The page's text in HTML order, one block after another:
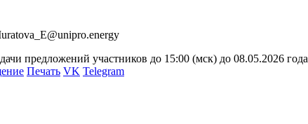
предложений участников до 15:00 (мск) до 08.05.2026
Печать VK Telegram